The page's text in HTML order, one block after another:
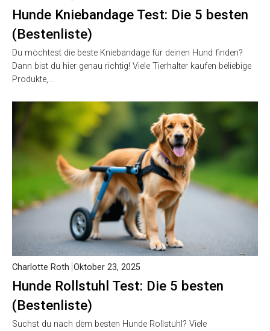
Hunde Kniebandage Test: Die 5 besten
(Bestenliste)
Du möchtest die beste Kniebandage für deinen Hund finden?
Dann bist du hier genau richtig! Viele Tierhalter kaufen beliebige
Produkte,…
Hunde Rollstuhl Test: Die 5 besten
(Bestenliste)
Charlotte Roth Oktober 23, 2025
Suchst du nach dem besten Hunde Rollstuhl? Viele